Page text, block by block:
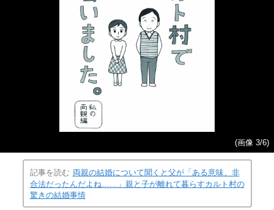
(画像 3/6)
記事を読む 両親の結婚について聞くと父が「ある意味、非
合法だったんだよね……」親と子が離れて暮らすカルト村の
驚きの結婚事情